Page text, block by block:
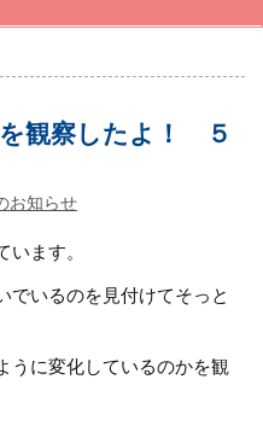
観察したよ！ ５
お知らせ
います。
でいるのを見付けてそっと
うに変化しているのかを観